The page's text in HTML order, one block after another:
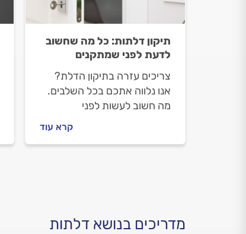
תיקון דלתות: כל מה שחשוב
לדעת לפני שמתקנים
צריכים עזרה בתיקון הדלת?
אנו נלווה אתכם בכל השלבים.
מה חשוב לעשות לפני
תתנהלו נכון מולו וכמה עולה
לתקן את הדלת? ריכזנו
קרא עוד
מדריכים בנושא דלתות